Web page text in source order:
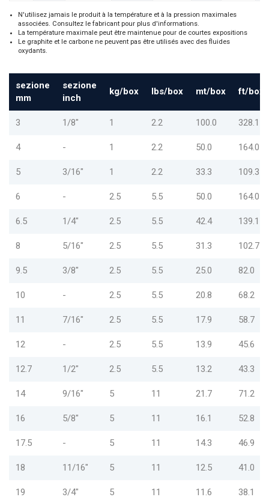
N'utilisez jamais le produit à la température et à la pression maximales
associées. Consultez le fabricant pour plus d'informations.
La température maximale peut être maintenue pour de courtes expositions
Le graphite et le carbone ne peuvent pas être utilisés avec des fluides
oxydants.
sezione
mm
sezione
inch
kg/box lbs/box mt/box ft/box
3 1/8" 1 2.2 100.0 328.1
4 - 1 2.2 50.0 164.0
5 3/16" 1 2.2 33.3 109.3
6 - 2.5 5.5 50.0 164.0
6.5 1/4" 2.5 5.5 42.4 139.1
8 5/16" 2.5 5.5 31.3 102.7
9.5 3/8" 2.5 5.5 25.0 82.0
10 - 2.5 5.5 20.8 68.2
11 7/16" 2.5 5.5 17.9 58.7
12 - 2.5 5.5 13.9 45.6
12.7 1/2" 2.5 5.5 13.2 43.3
14 9/16" 5 11 21.7 71.2
16 5/8" 5 11 16.1 52.8
17.5 - 5 11 14.3 46.9
18 11/16" 5 11 12.5 41.0
19 3/4" 5 11 11.6 38.1